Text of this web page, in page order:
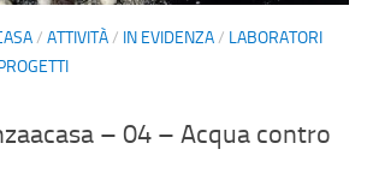
/ ATTIVITÀ/ IN EVIDENZA/ LABORATORI
– 04 – Acqua contro